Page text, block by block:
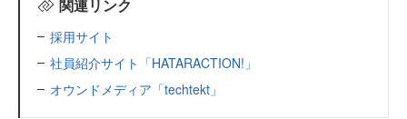
関連リンク
採用サイト
社員紹介サイト「HATARACTION!」
オウンドメディア「techtekt」